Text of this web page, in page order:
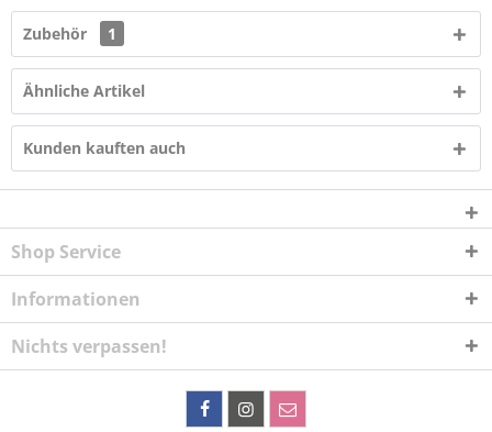
Zubehör 1
Ähnliche Artikel
Kunden kauften auch
Shop Service
Informationen
Nichts verpassen!